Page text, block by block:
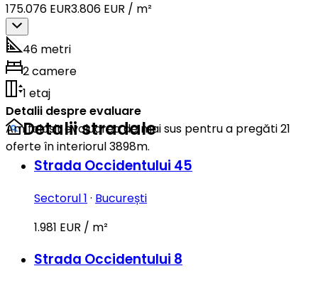
175.076 EUR3.806 EUR / m²
46 metri
2 camere
1 etaj
Detalii despre evaluare
Am folosit evaluarea de mai sus pentru a pregăti 21
oferte în interiorul 3898m.
Detalii stradale
Strada Occidentului 45
Sectorul 1 · București
1.981 EUR / m²
Strada Occidentului 8